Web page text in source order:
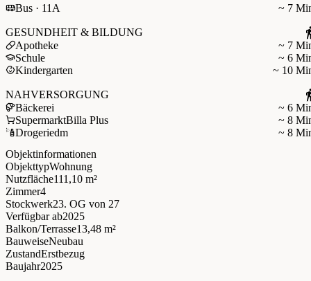
Bus · 11A
~ 7
GESUNDHEIT & BILDUNG
Apotheke
~ 7
Schule
~ 6
Kindergarten
~ 10
NAHVERSORGUNG
Bäckerei
~ 6
SupermarktBilla Plus
~ 8
Drogeriedm
~ 8
Objektinformationen
ObjekttypWohnung
Nutzfläche111,10 m²
Zimmer4
Stockwerk23. OG von 27
Verfügbar ab2025
Balkon/Terrasse13,48 m²
BauweiseNeubau
ZustandErstbezug
Baujahr2025